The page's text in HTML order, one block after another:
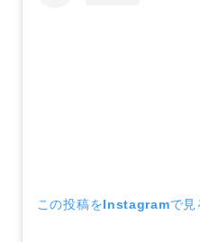
この投稿をInstagramで見